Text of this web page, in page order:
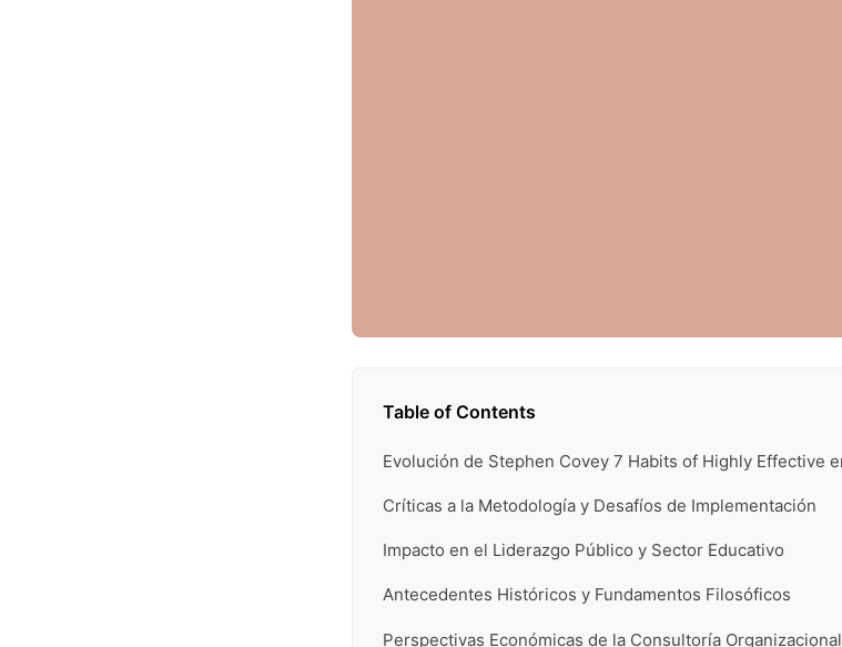
Table of Contents
Evolución de Stephen Covey 7 Habits of Highly Effective
Críticas a la Metodología y Desafíos de Implementación
Impacto en el Liderazgo Público y Sector Educativo
Antecedentes Históricos y Fundamentos Filosóficos
Perspectivas Económicas de la Consultoría Organizacional